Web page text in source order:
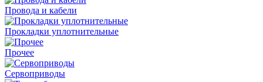
Провода и кабели
Прокладки уплотнительные
Прочее
Сервоприводы